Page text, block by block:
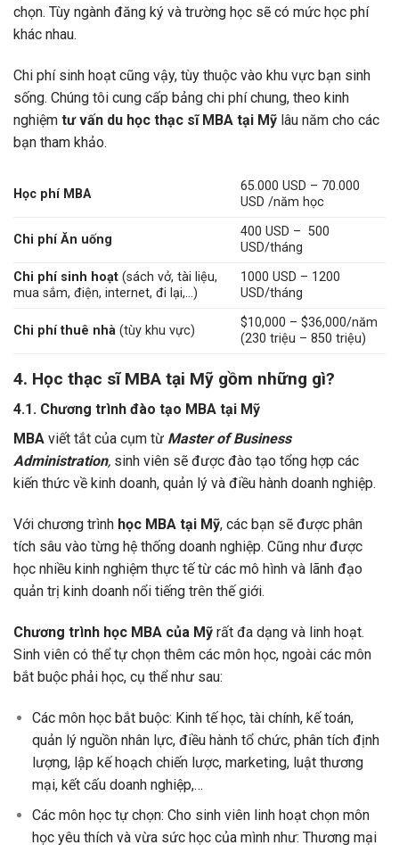
chọn. Tùy ngành đăng ký và trường học sẽ có mức học phí
khác nhau.
Chi phí sinh hoạt cũng vậy, tùy thuộc vào khu vực bạn sinh
sống. Chúng tôi cung cấp bảng chi phí chung, theo kinh
nghiệm tư vấn du học thạc sĩ MBA tại Mỹ lâu năm cho các
bạn tham khảo.
Học phí MBA
65.000 USD – 70.000
USD /năm học
Chi phí Ăn uống
400 USD – 500
USD/tháng
Chi phí sinh hoạt (sách vở, tài liệu,
mua sắm, điện, internet, đi lại,…)
1000 USD – 1200
USD/tháng
Chi phí thuê nhà (tùy khu vực)
$10,000 – $36,000/năm
(230 triệu – 850 triệu)
4. Học thạc sĩ MBA tại Mỹ gồm những gì?
4.1. Chương trình đào tạo MBA tại Mỹ
MBA viết tắt của cụm từ Master of Business
Administration, sinh viên sẽ được đào tạo tổng hợp các
kiến thức về kinh doanh, quản lý và điều hành doanh nghiệp.
Với chương trình học MBA tại Mỹ, các bạn sẽ được phân
tích sâu vào từng hệ thống doanh nghiệp. Cũng như được
học nhiều kinh nghiệm thực tế từ các mô hình và lãnh đạo
quản trị kinh doanh nổi tiếng trên thế giới.
Chương trình học MBA của Mỹ rất đa dạng và linh hoạt.
Sinh viên có thể tự chọn thêm các môn học, ngoài các môn
bắt buộc phải học, cụ thể như sau:
Các môn học bắt buộc: Kinh tế học, tài chính, kế toán,
quản lý nguồn nhân lực, điều hành tổ chức, phân tích định
lượng, lập kế hoạch chiến lược, marketing, luật thương
mại, kết cấu doanh nghiệp,…
Các môn học tự chọn: Cho sinh viên linh hoạt chọn môn
học yêu thích và vừa sức học của mình như: Thương mại